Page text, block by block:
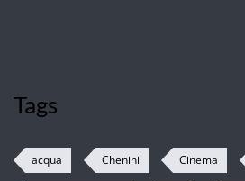
Tags
acqua Chenini Cinema